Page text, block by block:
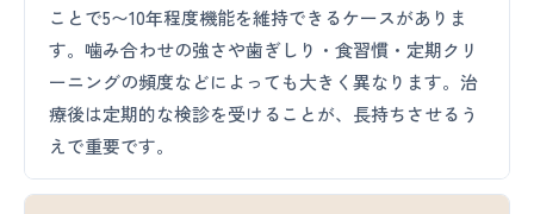
ことで5〜10年程度機能を維持できるケースがありま
す。噛み合わせの強さや歯ぎしり・食習慣・定期クリ
ーニングの頻度などによっても大きく異なります。治
療後は定期的な検診を受けることが、長持ちさせるう
えで重要です。